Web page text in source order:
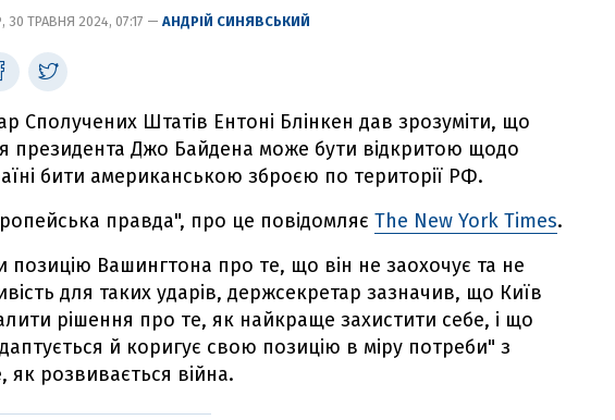
ТРАВНЯ 2024, 07:17 — АНДРІЙ СИНЯВСЬКИЙ
Сполучених Штатів Ентоні Блінкен дав зрозуміти, що
президента Джо Байдена може бути відкритою щодо
бити американською зброєю по території РФ.
правда", про це повідомляє The New York Times.
Вашингтона про те, що він не заохочує та не
для таких ударів, держсекретар зазначив, що Київ
рішення про те, як найкраще захистити себе, і що
й коригує свою позицію в міру потреби" з
як розвивається війна.